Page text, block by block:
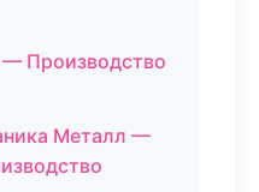
Производство
Металл —